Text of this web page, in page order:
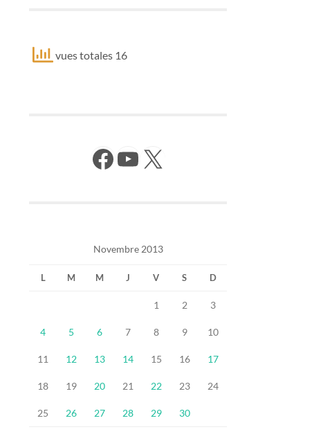
vues totales 16
Facebook YouTube X
Novembre 2013
L M M J V S D
1 2 3
4 5 6 7 8 9 10
11 12 13 14 15 16 17
18 19 20 21 22 23 24
25 26 27 28 29 30